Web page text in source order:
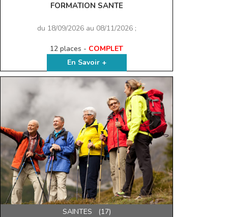
FORMATION SANTE
du 18/09/2026 au 08/11/2026 ;
12 places - COMPLET
En Savoir +
SAINTES (17)